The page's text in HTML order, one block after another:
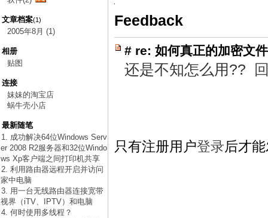
文章档案(1)
2005年8月 (1)
相册
贴图
连接
妹妹的淘宝店
蜗牛壳小店
最新随笔
1. 成功解决64位Windows Serv
er 2008 R2服务器和32位Windo
ws Xp客户端之间打印机共享
2. 利用路由器远程开启并访问
家中电脑
3. 用一台无线路由器连接宽带
视界（iTV、IPTV）和电脑
4. 何时使用多线程？
Feedback
# re: 如何真正的加密文
还是不知怎么用??
只有注册用户登录后才